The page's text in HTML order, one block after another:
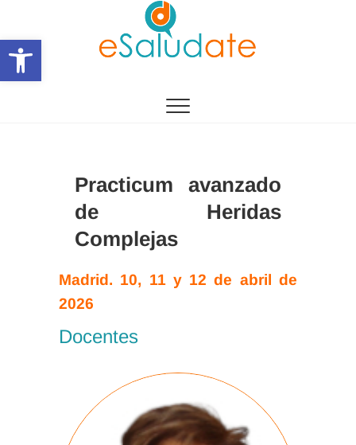
Abrir barra de herramientas
contenido
Practicum avanzado
de Heridas
Complejas
Madrid. 10, 11 y 12 de abril de
2026
Docentes